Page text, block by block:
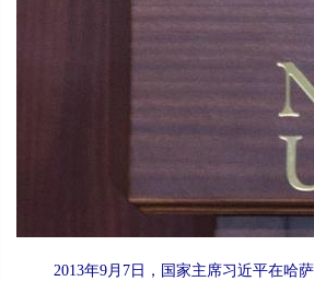
2013年9月7日，国家主席习近平在哈